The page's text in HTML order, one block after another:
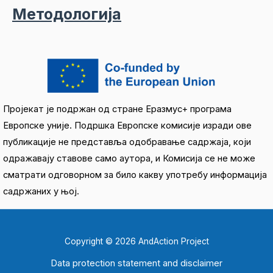
Методологија
Пројекат је подржан од стране Еразмус+ програма
Европске уније. Подршка Европске комисије изради ове
публикације не представља одобравање садржаја, који
одражавају ставове само аутора, и Комисија се не може
сматрати одговорном за било какву употребу информација
садржаних у њој.
Copyright © 2026 AndAction Project
Data protection statement and disclaimer